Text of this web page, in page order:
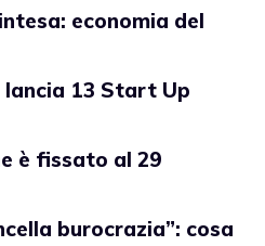
economia del
lancia 13 Start Up
è fissato al 29
burocrazia”: cosa